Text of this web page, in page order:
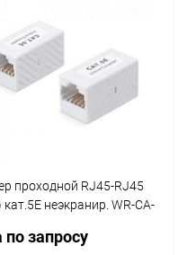
проходной RJ45-RJ45
кат.5E неэкранир. WR-CA-
по запросу